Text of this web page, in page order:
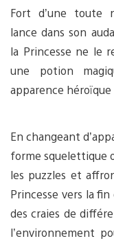
Fort d’une toute
lance dans son
la Princesse ne le
une potion
apparence
En changeant
forme squelettique
les puzzles et
Princesse vers la
des craies de
l’environnement